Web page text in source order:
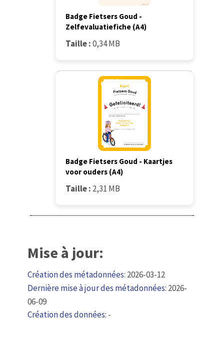
Badge Fietsers Goud -
Zelfevaluatiefiche (A4)
Taille :0,34 MB
Badge Fietsers Goud - Kaartjes
voor ouders (A4)
Taille : 2,31 MB
Mise à jour:
Création des métadonnées: 2026-03-12
Dernière mise à jour des métadonnées: 2026-
06-09
Création des données: -